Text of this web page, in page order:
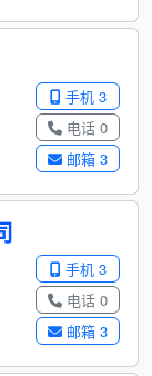
手机 3
电话 0
邮箱 3
手机 3
电话 0
邮箱 3